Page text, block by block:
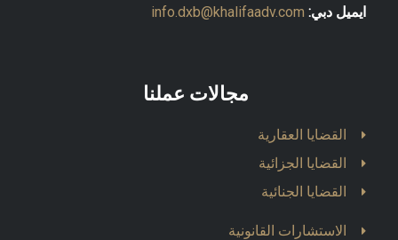
ايميل دبي: info.dxb@khalifaadv.com
مجالات عملنا
القضايا العقارية
القضايا الجزائية
القضايا الجنائية
الاستشارات القانونية